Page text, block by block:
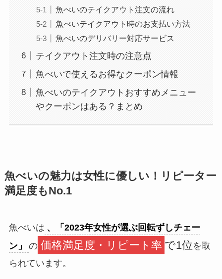
魚べいのテイクアウト注文の流れ
魚べいテイクアウト時のお支払い方法
魚べいのデリバリー対応サービス
テイクアウト注文時の注意点
魚べいで使えるお得なクーポン情報
魚べいのテイクアウトおすすめメニュー
やクーポンはある？まとめ
魚べいの魅力は女性に優しい！リピーター
満足度もNo.1
魚べいは 、「2023年女性が選ぶ回転ずしチェー
ン」
の 価格満足度・リピート率 で1位 を取
られています。